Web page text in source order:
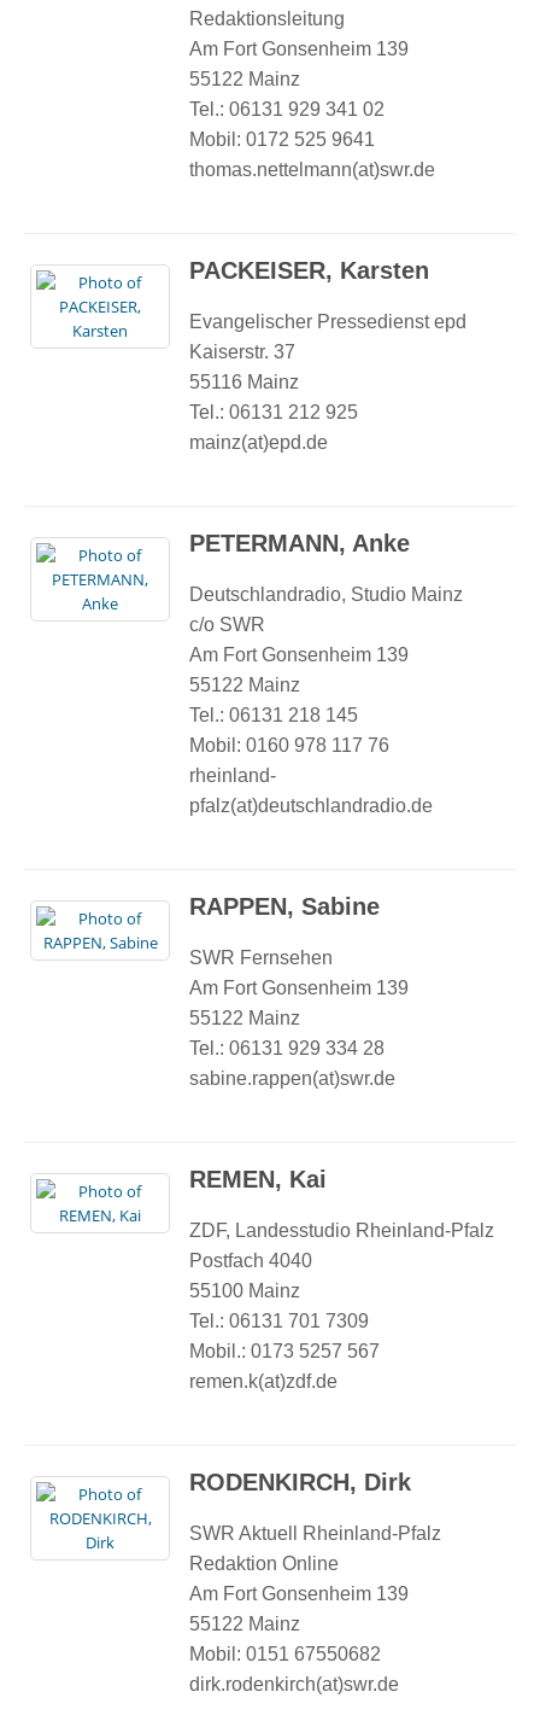
Redaktionsleitung
Am Fort Gonsenheim 139
55122 Mainz
Tel.: 06131 929 341 02
Mobil: 0172 525 9641
thomas.nettelmann(at)swr.de
PACKEISER, Karsten
Evangelischer Pressedienst epd
Kaiserstr. 37
55116 Mainz
Tel.: 06131 212 925
mainz(at)epd.de
PETERMANN, Anke
Deutschlandradio, Studio Mainz
c/o SWR
Am Fort Gonsenheim 139
55122 Mainz
Tel.: 06131 218 145
Mobil: 0160 978 117 76
rheinland-
pfalz(at)deutschlandradio.de
RAPPEN, Sabine
SWR Fernsehen
Am Fort Gonsenheim 139
55122 Mainz
Tel.: 06131 929 334 28
sabine.rappen(at)swr.de
REMEN, Kai
ZDF, Landesstudio Rheinland-Pfalz
Postfach 4040
55100 Mainz
Tel.: 06131 701 7309
Mobil.: 0173 5257 567
remen.k(at)zdf.de
RODENKIRCH, Dirk
SWR Aktuell Rheinland-Pfalz
Redaktion Online
Am Fort Gonsenheim 139
55122 Mainz
Mobil: 0151 67550682
dirk.rodenkirch(at)swr.de